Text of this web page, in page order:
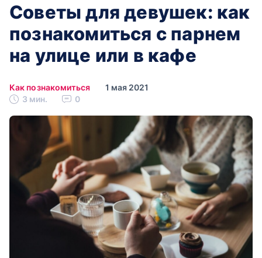
Советы для девушек: как
познакомиться с парнем
на улице или в кафе
Как познакомиться
1 мая 2021
3 мин.
0